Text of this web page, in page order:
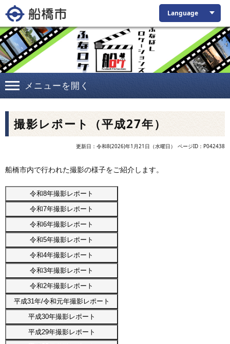
Language
メニューを開く
撮影レポート（平成27年）
更新日：令和8(2026)年1月21日（水曜日） ページID：P042438
船橋市内で行われた撮影の様子をご紹介します。